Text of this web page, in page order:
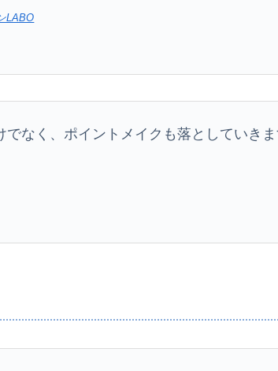
LABO
でなく、ポイントメイクも落としていき